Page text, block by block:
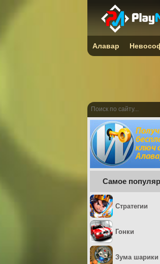
Самое
Стратегии
Гонки
Зума шарики
Алавар